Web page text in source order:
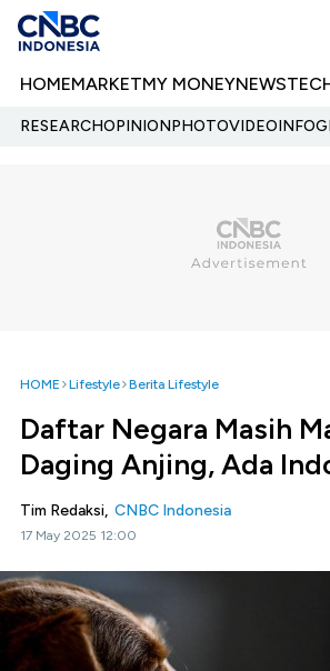
HOMEMARKETMY MONEYNEWS
RESEARCHOPINIONPHOTOVIDEO
HOME Lifestyle Berita Lifestyle
Daftar Negara Masih
Daging Anjing, Ada
Tim Redaksi, CNBC Indonesia
17 May 2025 12:00